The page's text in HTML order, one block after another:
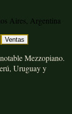
Aires, Argentina
Ventas
Mezzopiano.
Uruguay y